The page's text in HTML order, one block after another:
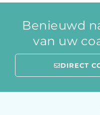
Benieuwd
van uw
DIRECT